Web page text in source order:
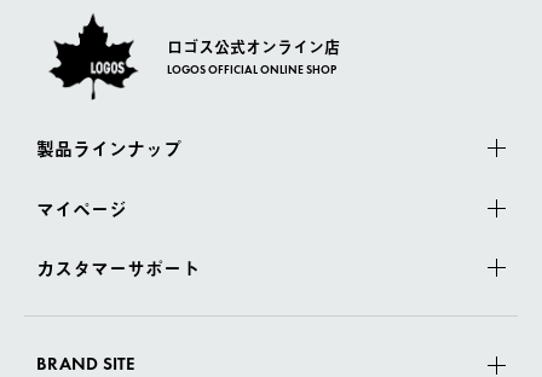
ロゴス公式オンライン店
LOGOS OFFICIAL ONLINE SHOP
製品ラインナップ
マイページ
カスタマーサポート
BRAND SITE